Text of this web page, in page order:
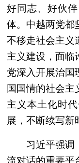
好同志、好伙
体。中越两党都
不移走社会主义
主义建设，面临
党深入开展治国
国国情的社会主
主义本土化时
展，不断续写新
习近平强调
流对话的重要平